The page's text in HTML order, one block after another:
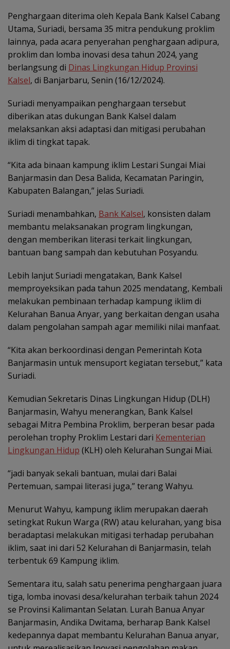
Penghargaan diterima oleh Kepala Bank Kalsel Cabang
Utama, Suriadi, bersama 35 mitra pendukung proklim
lainnya, pada acara penyerahan penghargaan adipura,
proklim dan lomba inovasi desa tahun 2024, yang
berlangsung di Dinas Lingkungan Hidup Provinsi
Kalsel, di Banjarbaru, Senin (16/12/2024).
Suriadi menyampaikan penghargaan tersebut
diberikan atas dukungan Bank Kalsel dalam
melaksankan aksi adaptasi dan mitigasi perubahan
iklim di tingkat tapak.
“Kita ada binaan kampung iklim Lestari Sungai Miai
Banjarmasin dan Desa Balida, Kecamatan Paringin,
Kabupaten Balangan,” jelas Suriadi.
Suriadi menambahkan, Bank Kalsel, konsisten dalam
membantu melaksanakan program lingkungan,
dengan memberikan literasi terkait lingkungan,
bantuan bang sampah dan kebutuhan Posyandu.
Lebih lanjut Suriadi mengatakan, Bank Kalsel
memproyeksikan pada tahun 2025 mendatang, Kembali
melakukan pembinaan terhadap kampung iklim di
Kelurahan Banua Anyar, yang berkaitan dengan usaha
dalam pengolahan sampah agar memiliki nilai manfaat.
“Kita akan berkoordinasi dengan Pemerintah Kota
Banjarmasin untuk mensuport kegiatan tersebut,” kata
Suriadi.
Kemudian Sekretaris Dinas Lingkungan Hidup (DLH)
Banjarmasin, Wahyu menerangkan, Bank Kalsel
sebagai Mitra Pembina Proklim, berperan besar pada
perolehan trophy Proklim Lestari dari Kementerian
Lingkungan Hidup (KLH) oleh Kelurahan Sungai Miai.
“jadi banyak sekali bantuan, mulai dari Balai
Pertemuan, sampai literasi juga,” terang Wahyu.
Menurut Wahyu, kampung iklim merupakan daerah
setingkat Rukun Warga (RW) atau kelurahan, yang bisa
beradaptasi melakukan mitigasi terhadap perubahan
iklim, saat ini dari 52 Kelurahan di Banjarmasin, telah
terbentuk 69 Kampung iklim.
Sementara itu, salah satu penerima penghargaan juara
tiga, lomba inovasi desa/kelurahan terbaik tahun 2024
se Provinsi Kalimantan Selatan. Lurah Banua Anyar
Banjarmasin, Andika Dwitama, berharap Bank Kalsel
kedepannya dapat membantu Kelurahan Banua anyar,